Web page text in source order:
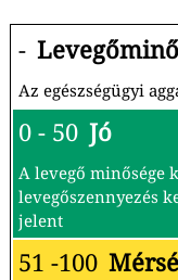
-
Az egészségügyi
0 - 50 Jó
A levegő minősége
levegőszennyezés
jelent
51 -100